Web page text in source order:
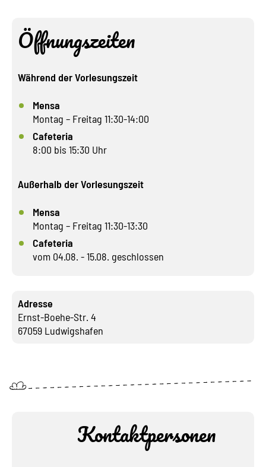
Öffnungszeiten
Während der Vorlesungszeit
Mensa
Montag – Freitag 11:30-14:00
Cafeteria
8:00 bis 15:30 Uhr
Außerhalb der Vorlesungszeit
Mensa
Montag – Freitag 11:30-13:30
Cafeteria
vom 04.08. - 15.08. geschlossen
Adresse
Ernst-Boehe-Str. 4
67059 Ludwigshafen
Kontaktpersonen